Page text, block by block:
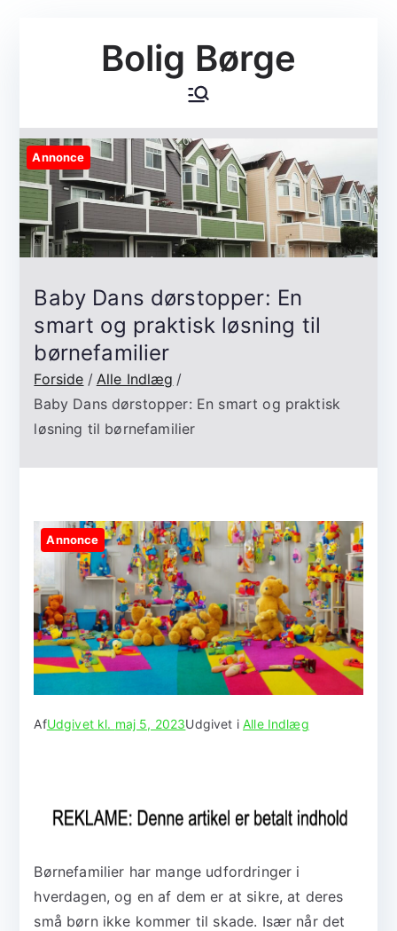
Bolig Børge
Annonce
Baby Dans dørstopper: En
smart og praktisk løsning til
børnefamilier
Forside
Alle Indlæg
Baby Dans dørstopper: En smart og praktisk
løsning til børnefamilier
Annonce
AfUdgivet kl. maj 5, 2023Udgivet iAlle Indlæg
Børnefamilier har mange udfordringer i
hverdagen, og en af dem er at sikre, at deres
små børn ikke kommer til skade. Især når det